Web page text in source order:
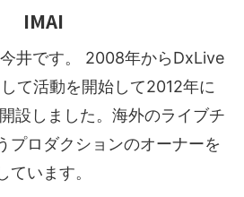
IMAI
井です。 2008年からDxLive
て活動を開始して2012年に
設しました。海外のライブチ
プロダクションのオーナーを
ています。